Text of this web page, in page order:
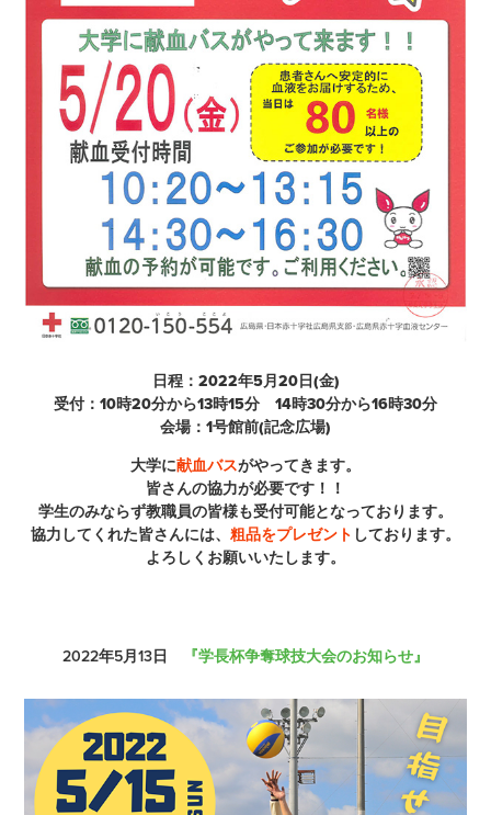
日程：2022年5月20日(金)
受付：10時20分から13時15分 14時30分から16時30分
会場：1号館前(記念広場)
大学に献血バスがやってきます。
皆さんの協力が必要です！！
学生のみならず教職員の皆様も受付可能となっております。
協力してくれた皆さんには、 粗品をプレゼント しております。
よろしくお願いいたします。
2022年5月13日 『学長杯争奪球技大会のお知らせ』